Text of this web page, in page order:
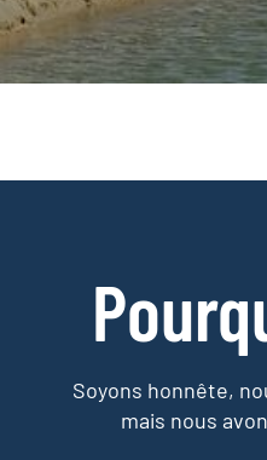
Soyons honnête,
mais nous